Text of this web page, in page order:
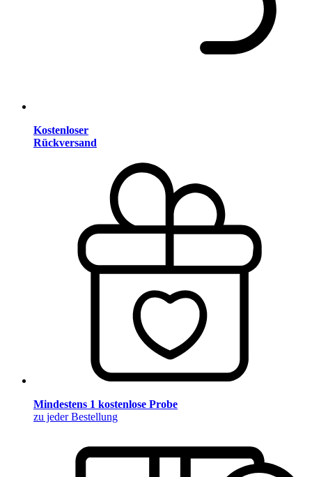
Kostenloser
Rückversand
Mindestens 1 kostenlose Probe
zu jeder Bestellung